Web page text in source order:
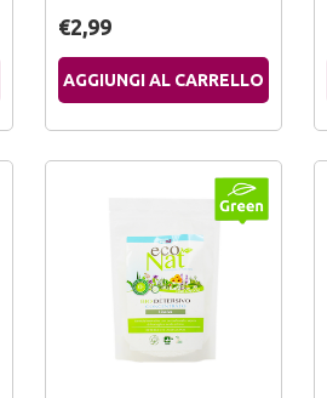
€2,99
AGGIUNGI AL CARRELLO